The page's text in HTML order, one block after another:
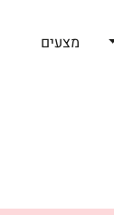
מצעים